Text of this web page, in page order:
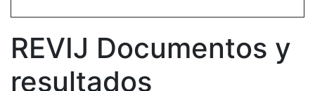
REVIJ Documentos y
resultados